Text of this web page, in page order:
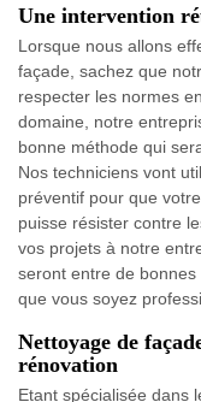
Une intervention
Lorsque nous allons
façade, sachez que
respecter les normes
domaine, notre
bonne méthode qui
Nos techniciens vont
préventif pour que
puisse résister contre
vos projets à notre
seront entre de
que vous soyez
Nettoyage de
rénovation
Etant spécialisée dans